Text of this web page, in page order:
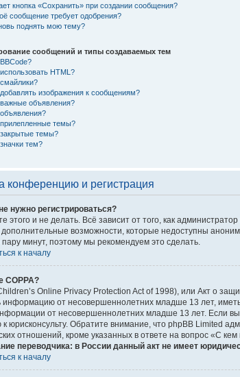
кнопка «Сохранить» при создании сообщения?
сообщение требует одобрения?
поднять мою тему?
сообщений и типы создаваемых тем
HTML?
изображения к сообщениям?
объявления?
прилепленные темы?
закрытые темы?
тем?
конференцию и регистрация
нужно регистрироваться?
этого и не делать. Всё зависит от того, как
дополнительные возможности, которые недоступны
пару минут, поэтому мы рекомендуем это сделать.
к началу
COPPA?
Online Privacy Protection Act of 1998), или Акт о
информацию от несовершеннолетних младше 13 лет,
от несовершеннолетних младше 13 лет. Если
юрисконсульту. Обратите внимание, что phpBB Limited
отношений, кроме указанных в ответе на вопрос «С
переводчика: в России данный акт не имеет
к началу